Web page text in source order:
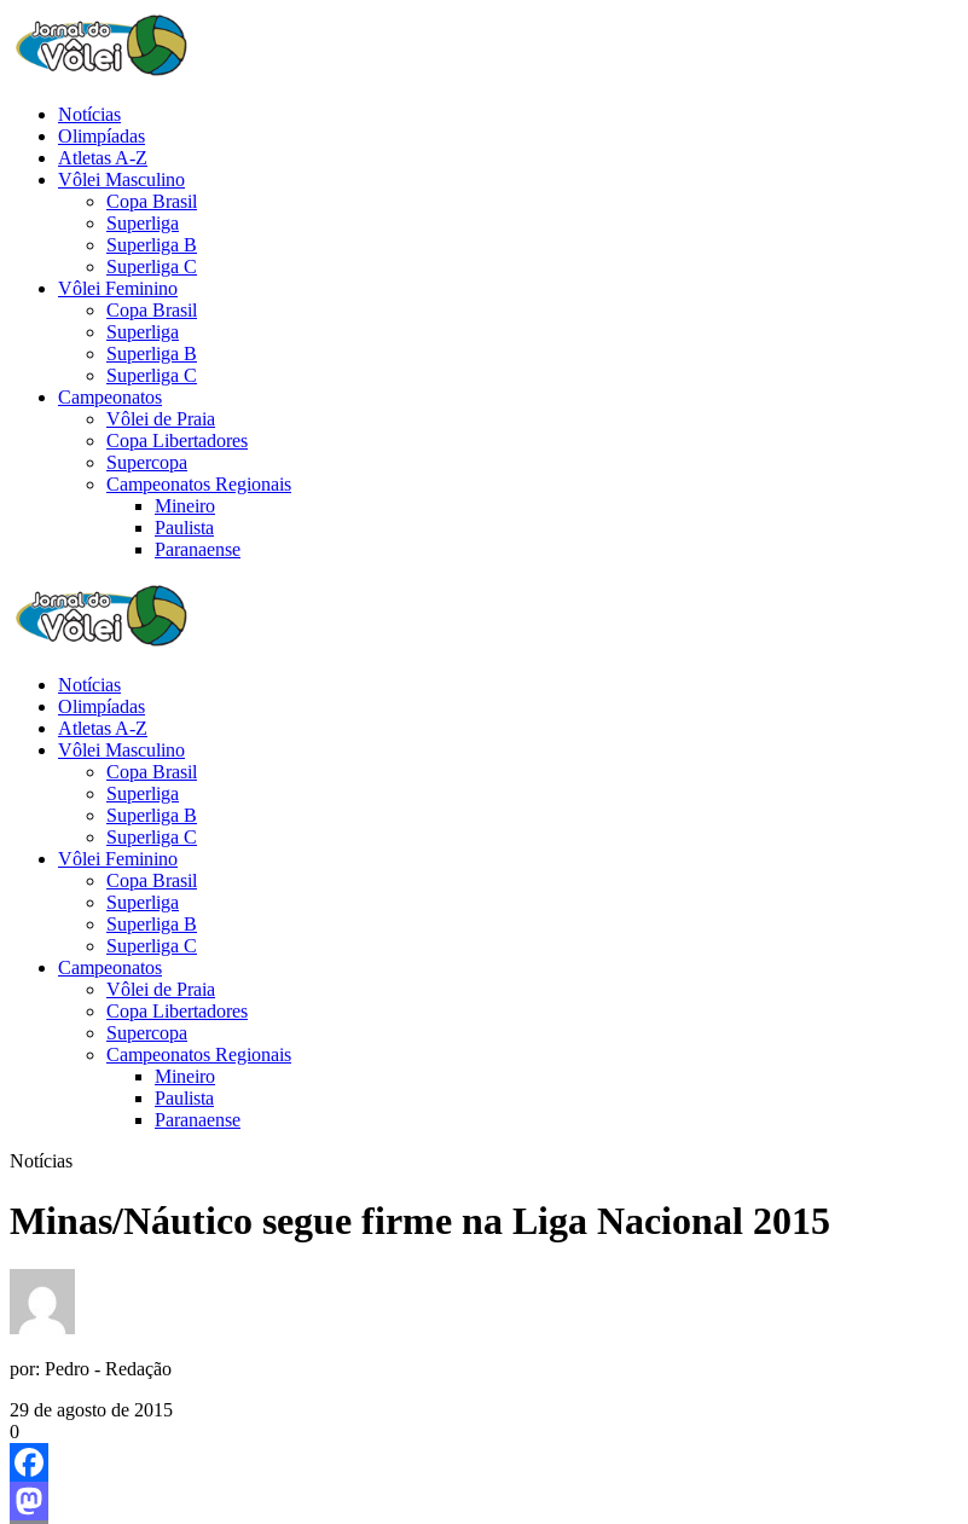
Notícias
Olimpíadas
Atletas A-Z
Vôlei Masculino
Copa Brasil
Superliga
Superliga B
Superliga C
Vôlei Feminino
Copa Brasil
Superliga
Superliga B
Superliga C
Campeonatos
Vôlei de Praia
Copa Libertadores
Supercopa
Campeonatos Regionais
Mineiro
Paulista
Paranaense
Notícias
Olimpíadas
Atletas A-Z
Vôlei Masculino
Copa Brasil
Superliga
Superliga B
Superliga C
Vôlei Feminino
Copa Brasil
Superliga
Superliga B
Superliga C
Campeonatos
Vôlei de Praia
Copa Libertadores
Supercopa
Campeonatos Regionais
Mineiro
Paulista
Paranaense
Notícias
Minas/Náutico segue firme na Liga Nacional 2015
por: Pedro - Redação
29 de agosto de 2015
0
Facebook